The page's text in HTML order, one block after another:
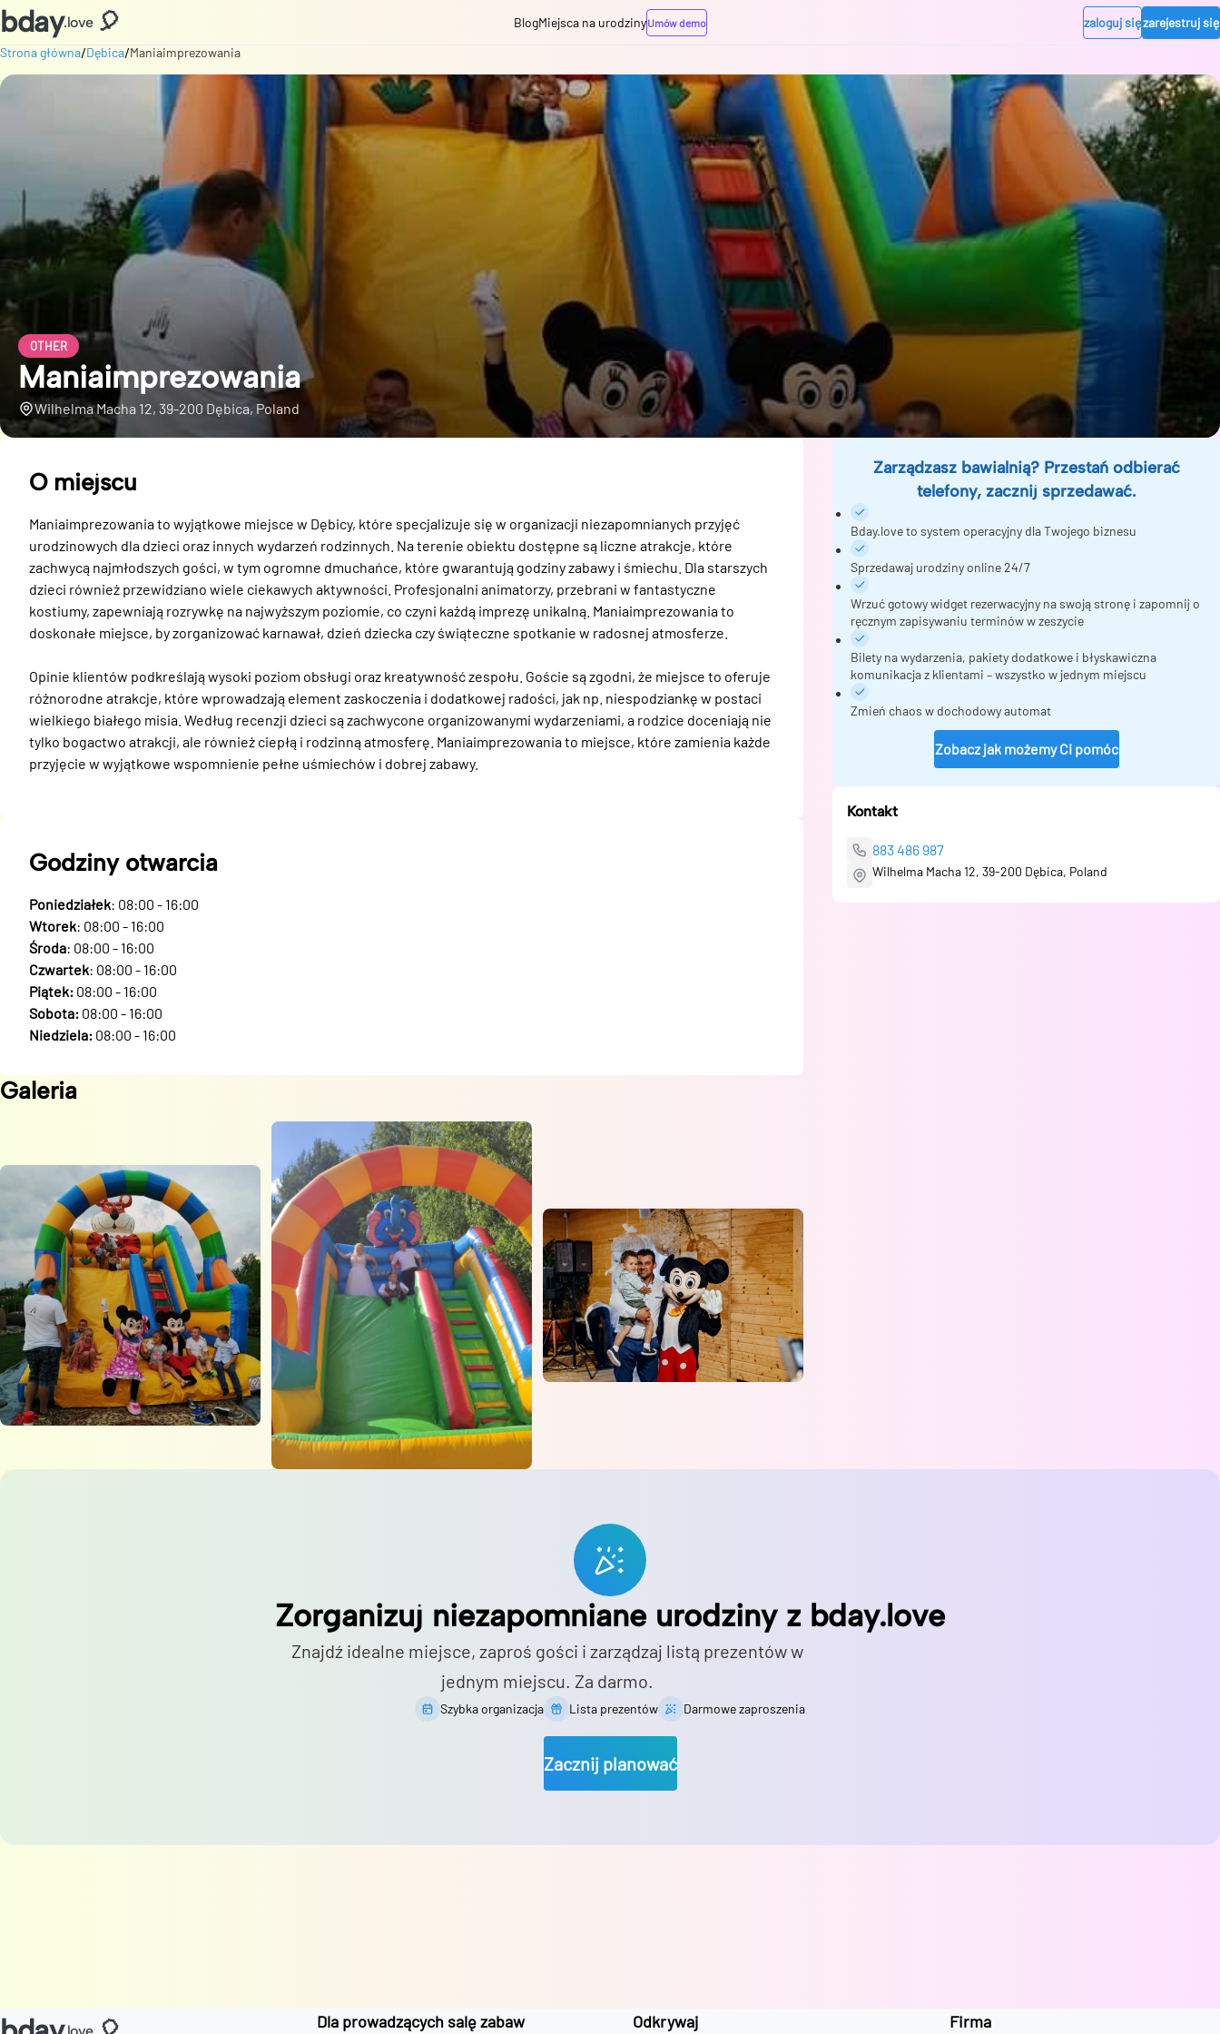
bday.love 🎈 BlogMiejsca na urodzinyUmów demo zaloguj sięzarejestruj się
Strona główna/Dębica/Maniaimprezowania
OTHER
Maniaimprezowania
Wilhelma Macha 12, 39-200 Dębica, Poland
O miejscu
Maniaimprezowania to wyjątkowe miejsce w Dębicy, które specjalizuje się w organizacji niezapomnianych przyjęć
urodzinowych dla dzieci oraz innych wydarzeń rodzinnych. Na terenie obiektu dostępne są liczne atrakcje, które
zachwycą najmłodszych gości, w tym ogromne dmuchańce, które gwarantują godziny zabawy i śmiechu. Dla starszych
dzieci również przewidziano wiele ciekawych aktywności. Profesjonalni animatorzy, przebrani w fantastyczne
kostiumy, zapewniają rozrywkę na najwyższym poziomie, co czyni każdą imprezę unikalną. Maniaimprezowania to
doskonałe miejsce, by zorganizować karnawał, dzień dziecka czy świąteczne spotkanie w radosnej atmosferze.
Opinie klientów podkreślają wysoki poziom obsługi oraz kreatywność zespołu. Goście są zgodni, że miejsce to oferuje
różnorodne atrakcje, które wprowadzają element zaskoczenia i dodatkowej radości, jak np. niespodziankę w postaci
wielkiego białego misia. Według recenzji dzieci są zachwycone organizowanymi wydarzeniami, a rodzice doceniają nie
tylko bogactwo atrakcji, ale również ciepłą i rodzinną atmosferę. Maniaimprezowania to miejsce, które zamienia każde
przyjęcie w wyjątkowe wspomnienie pełne uśmiechów i dobrej zabawy.
Godziny otwarcia
Poniedziałek: 08:00 - 16:00
Wtorek: 08:00 - 16:00
Środa: 08:00 - 16:00
Czwartek: 08:00 - 16:00
Piątek: 08:00 - 16:00
Sobota: 08:00 - 16:00
Niedziela: 08:00 - 16:00
Galeria
Zarządzasz bawialnią? Przestań odbierać
telefony, zacznij sprzedawać.
Bday.love to system operacyjny dla Twojego biznesu
Sprzedawaj urodziny online 24/7
Wrzuć gotowy widget rezerwacyjny na swoją stronę i zapomnij o
ręcznym zapisywaniu terminów w zeszycie
Bilety na wydarzenia, pakiety dodatkowe i błyskawiczna
komunikacja z klientami – wszystko w jednym miejscu
Zmień chaos w dochodowy automat
Zobacz jak możemy Ci pomóc
Kontakt
883 486 987
Wilhelma Macha 12, 39-200 Dębica, Poland
Zorganizuj niezapomniane urodziny z bday.love
Znajdź idealne miejsce, zaproś gości i zarządzaj listą prezentów w
jednym miejscu. Za darmo.
Szybka organizacja Lista prezentów Darmowe zaproszenia
Zacznij planować
.love Dla prowadzących salę zabaw Odkrywaj Firma